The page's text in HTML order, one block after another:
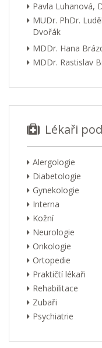
Pavla Luhanová,
MUDr. PhDr.
Dvořák
MDDr. Hana
MDDr. Rastislav
Lékaři
Alergologie
Diabetologie
Gynekologie
Interna
Kožní
Neurologie
Onkologie
Ortopedie
Praktičtí lékaři
Rehabilitace
Zubaři
Psychiatrie